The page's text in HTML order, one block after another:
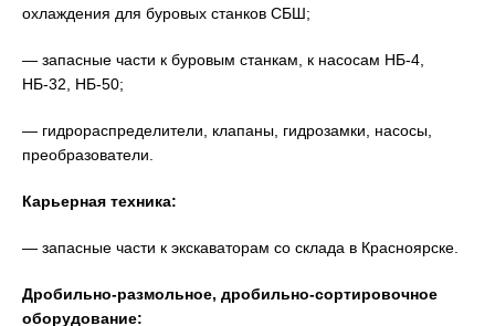
охлаждения для буровых станков СБШ;
— запасные части к буровым станкам, к насосам НБ-4,
НБ-32, НБ-50;
— гидрораспределители, клапаны, гидрозамки, насосы,
преобразователи.
Карьерная техника:
— запасные части к экскаваторам со склада в Красноярске.
Дробильно-размольное, дробильно-сортировочное
оборудование: